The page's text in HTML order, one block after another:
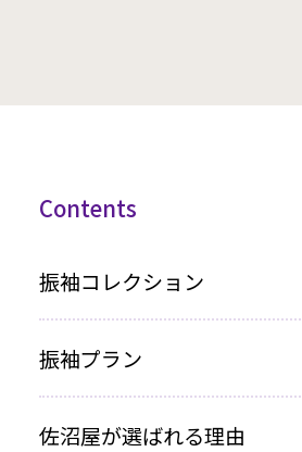
Contents
振袖コレクション
振袖プラン
佐沼屋が選ばれる理由